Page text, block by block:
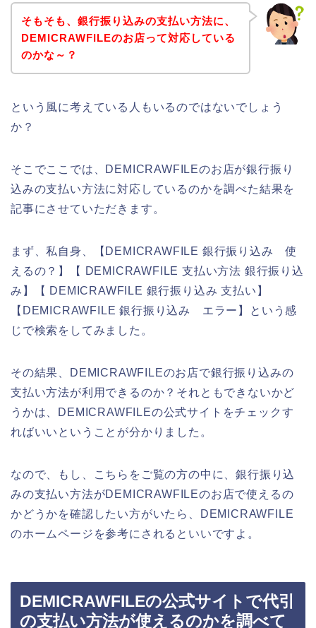
そもそも、銀行振り込みの支払い方法に、
DEMICRAWFILEのお店って対応している
のかな～？
という風に考えている人もいるのではないでしょう
か？
そこでここでは、DEMICRAWFILEのお店が銀行振り
込みの支払い方法に対応しているのかを調べた結果を
記事にさせていただきます。
まず、私自身、【DEMICRAWFILE 銀行振り込み 使
えるの？】【 DEMICRAWFILE 支払い方法 銀行振り込
み】【 DEMICRAWFILE 銀行振り込み 支払い】
【DEMICRAWFILE 銀行振り込み エラー】という感
じで検索をしてみました。
その結果、DEMICRAWFILEのお店で銀行振り込みの
支払い方法が利用できるのか？それともできないかど
うかは、DEMICRAWFILEの公式サイトをチェックす
ればいいということが分かりました。
なので、もし、こちらをご覧の方の中に、銀行振り込
みの支払い方法がDEMICRAWFILEのお店で使えるの
かどうかを確認したい方がいたら、DEMICRAWFILE
のホームページを参考にされるといいですよ。
DEMICRAWFILEの公式サイトで代引
の支払い方法が使えるのかを調べて